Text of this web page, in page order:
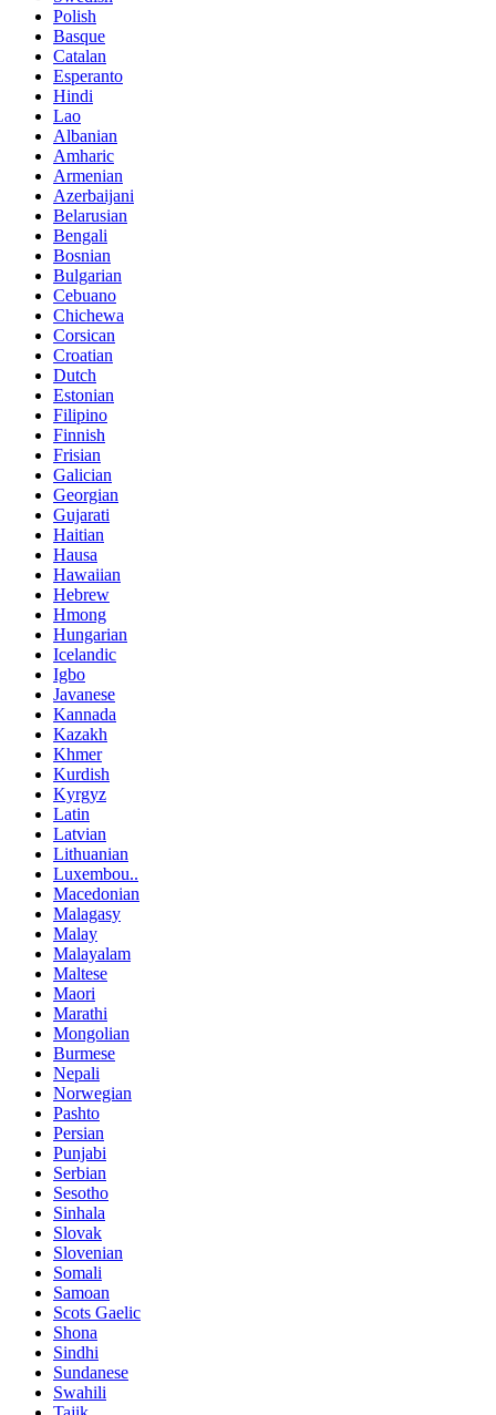
Polish
Basque
Catalan
Esperanto
Hindi
Lao
Albanian
Amharic
Armenian
Azerbaijani
Belarusian
Bengali
Bosnian
Bulgarian
Cebuano
Chichewa
Corsican
Croatian
Dutch
Estonian
Filipino
Finnish
Frisian
Galician
Georgian
Gujarati
Haitian
Hausa
Hawaiian
Hebrew
Hmong
Hungarian
Icelandic
Igbo
Javanese
Kannada
Kazakh
Khmer
Kurdish
Kyrgyz
Latin
Latvian
Lithuanian
Luxembou..
Macedonian
Malagasy
Malay
Malayalam
Maltese
Maori
Marathi
Mongolian
Burmese
Nepali
Norwegian
Pashto
Persian
Punjabi
Serbian
Sesotho
Sinhala
Slovak
Slovenian
Somali
Samoan
Scots Gaelic
Shona
Sindhi
Sundanese
Swahili